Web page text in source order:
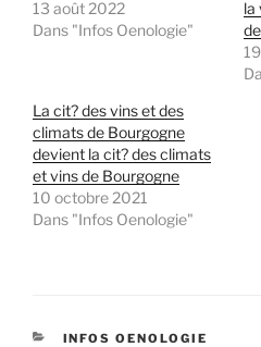
13 août 2022
Dans "Infos Oenologie"
la
La cit? des vins et des
climats de Bourgogne
devient la cit? des climats
et vins de Bourgogne
10 octobre 2021
Dans "Infos Oenologie"
CATÉGORIES
INFOS OENOLOGIE